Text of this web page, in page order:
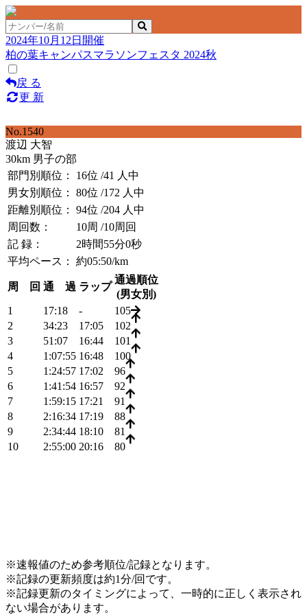
2024年10月12日開催
柏の葉キャンパスマラソンフェスタ 2024秋
戻 る
更 新
No.1540
渡辺 大智
30km 男子の部
部門別順位：
16位 /41 人中
男女別順位：
80位 /172 人中
距離別順位：
94位 /204 人中
周回数：
10周 /10周回
記 録：
2時間55分0秒
平均ペース：
約05:50/km
周 回 通 過 ラップ
通過順位
(男女別)
1
17:18 -
105
2
34:23 17:05
102
3
51:07 16:44
101
4
1:07:55 16:48
100
5
1:24:57 17:02
96
6
1:41:54 16:57
92
7
1:59:15 17:21
91
8
2:16:34 17:19
88
9
2:34:44 18:10
81
10
2:55:00 20:16 80
※速報値のため参考順位/記録となります。
※記録の更新頻度は約1分/回です。
※記録更新のタイミングによって、一時的に正しく表示され
ない場合があります。